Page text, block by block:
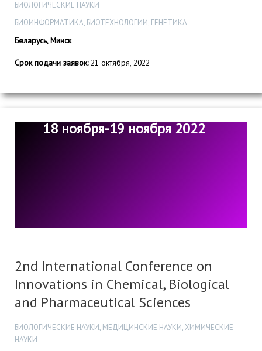
БИОЛОГИЧЕСКИЕ НАУКИ
БИОИНФОРМАТИКА, БИОТЕХНОЛОГИИ, ГЕНЕТИКА
Беларусь, Минск
Срок подачи заявок:21 октября, 2022
18 ноября-19 ноября 2022
2nd International Conference on
Innovations in Chemical, Biological
and Pharmaceutical Sciences
БИОЛОГИЧЕСКИЕ НАУКИ, МЕДИЦИНСКИЕ НАУКИ, ХИМИЧЕСКИЕ
НАУКИ